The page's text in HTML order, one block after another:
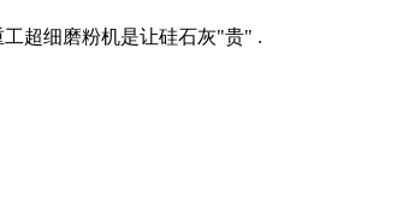
超细磨粉机是让硅石灰"贵" .